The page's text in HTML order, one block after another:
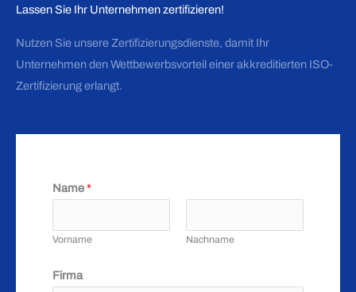
Lassen Sie Ihr Unternehmen zertifizieren!
Nutzen Sie unsere Zertifizierungsdienste, damit Ihr
Unternehmen den Wettbewerbsvorteil einer akkreditierten ISO-
Zertifizierung erlangt.
Name*
Vorname Nachname
Firma